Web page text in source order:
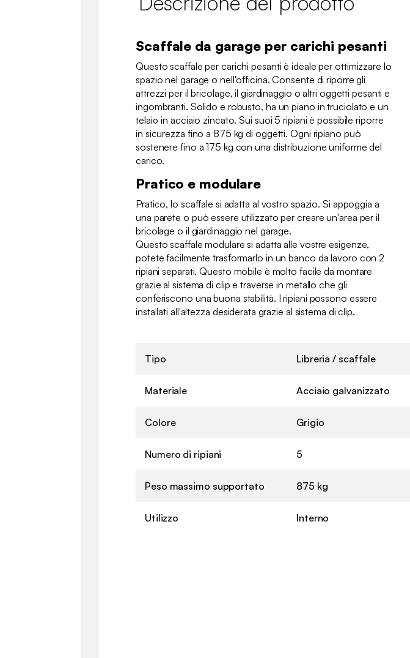
Scaffale da garage per carichi pesanti
Questo scaffale per carichi pesanti è ideale per ottimizzare lo
spazio nel garage o nell'officina. Consente di riporre gli
attrezzi per il bricolage, il giardinaggio o altri oggetti pesanti e
ingombranti. Solido e robusto, ha un piano in truciolato e un
telaio in acciaio zincato. Sui suoi 5 ripiani è possibile riporre
in sicurezza fino a 875 kg di oggetti. Ogni ripiano può
sostenere fino a 175 kg con una distribuzione uniforme del
carico.
Pratico e modulare
Pratico, lo scaffale si adatta al vostro spazio. Si appoggia a
una parete o può essere utilizzato per creare un'area per il
bricolage o il giardinaggio nel garage.
Questo scaffale modulare si adatta alle vostre esigenze,
potete facilmente trasformarlo in un banco da lavoro con 2
ripiani separati. Questo mobile è molto facile da montare
grazie al sistema di clip e traverse in metallo che gli
conferiscono una buona stabilità. I ripiani possono essere
installati all'altezza desiderata grazie al sistema di clip.
Tipo Libreria / scaffale
Materiale Acciaio galvanizzato
Colore Grigio
Numero di ripiani 5
Peso massimo supportato 875 kg
Utilizzo Interno